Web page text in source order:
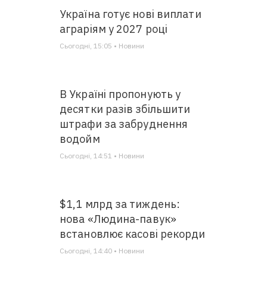
Україна готує нові виплати
аграріям у 2027 році
Сьогодні, 15:05 • Новини
В Україні пропонують у
десятки разів збільшити
штрафи за забруднення
водойм
Сьогодні, 14:51 • Новини
$1,1 млрд за тиждень:
нова «Людина-павук»
встановлює касові рекорди
Сьогодні, 14:40 • Новини